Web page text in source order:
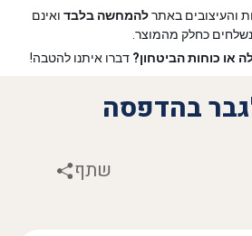
והעיצובים באתרלהמחשה בלבד ואינם
נשלחים כחלק מהמוצר.
או כוחות הביטחון? דברו איתנו להטבה!
בהדפסה
שתף